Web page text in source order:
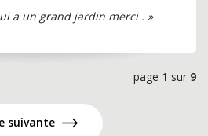
a un grand jardin merci . »
page 1 sur 9
suivante